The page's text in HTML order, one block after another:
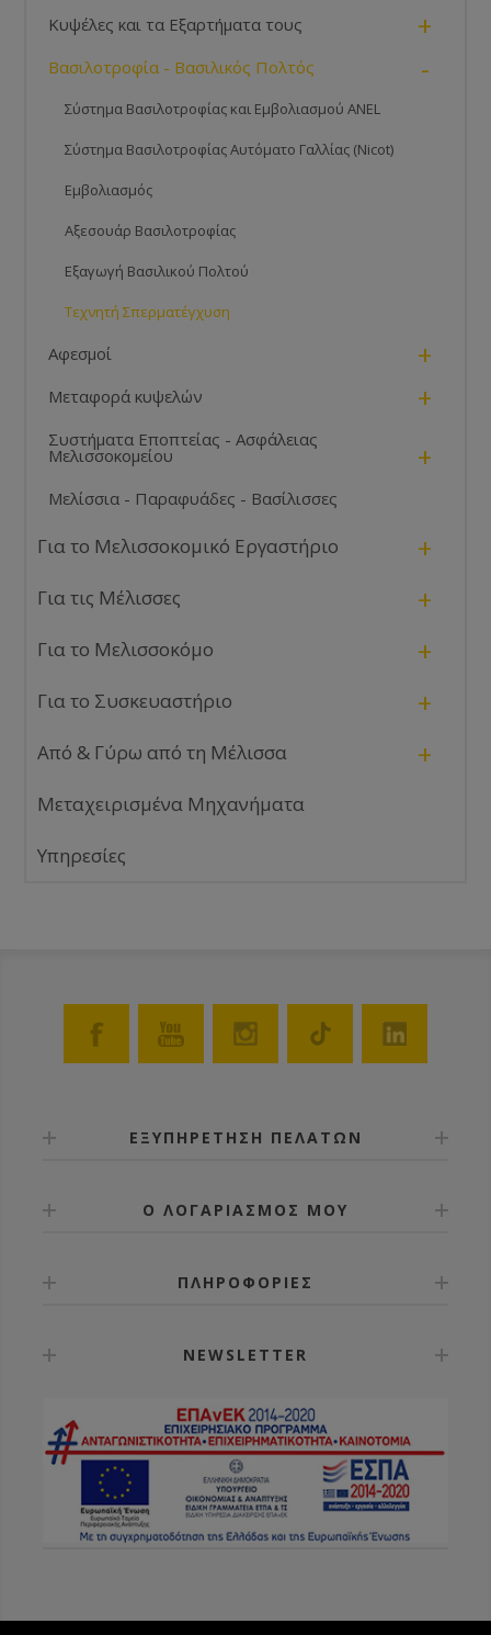
Κυψέλες και τα Εξαρτήματα τους +
Βασιλοτροφία - Βασιλικός Πολτός -
Σύστημα Βασιλοτροφίας και Εμβολιασμού ANEL
Σύστημα Βασιλοτροφίας Αυτόματο Γαλλίας (Nicot)
Εμβολιασμός
Αξεσουάρ Βασιλοτροφίας
Εξαγωγή Βασιλικού Πολτού
Τεχνητή Σπερματέγχυση
Αφεσμοί +
Μεταφορά κυψελών +
Συστήματα Εποπτείας - Ασφάλειας
Μελισσοκομείου +
Μελίσσια - Παραφυάδες - Βασίλισσες
Για το Μελισσοκομικό Εργαστήριο +
Για τις Μέλισσες +
Για το Μελισσοκόμο +
Για το Συσκευαστήριο +
Από & Γύρω από τη Μέλισσα +
Μεταχειρισμένα Μηχανήματα
Υπηρεσίες
ΕΞΥΠΗΡΕΤΗΣΗ ΠΕΛΑΤΩΝ
Ο ΛΟΓΑΡΙΑΣΜΟΣ ΜΟΥ
ΠΛΗΡΟΦΟΡΙΕΣ
NEWSLETTER